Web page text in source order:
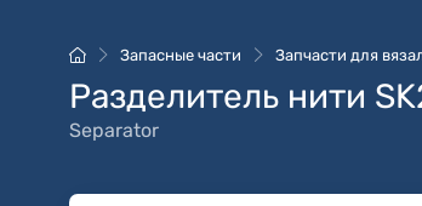
Запасные части Запчасти для
Разделитель нити
Separator